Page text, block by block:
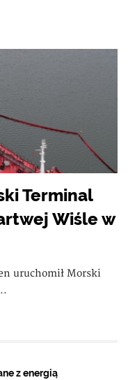
Terminal
Wiśle w
uruchomił Morski
z energią